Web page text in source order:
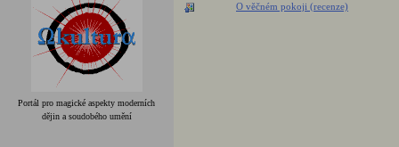
Portál pro magické aspekty moderních
dějin a soudobého umění
O věčném pokoji (recenze)